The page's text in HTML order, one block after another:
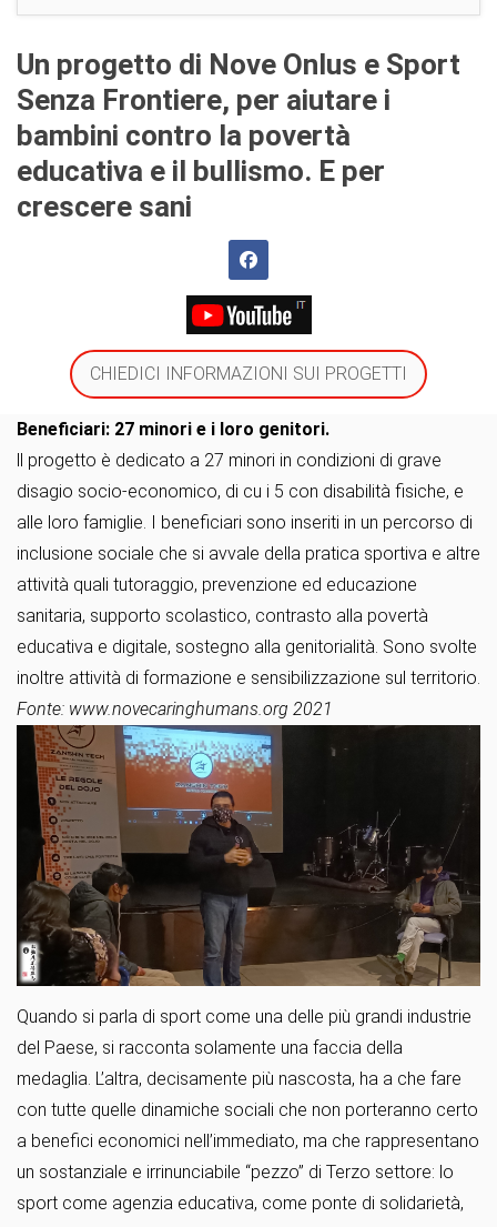
Un progetto di Nove Onlus e Sport
Senza Frontiere, per aiutare i
bambini contro la povertà
educativa e il bullismo. E per
crescere sani
CHIEDICI INFORMAZIONI SUI PROGETTI
Beneficiari: 27 minori e i loro genitori.
ll progetto è dedicato a 27 minori in condizioni di grave
disagio socio-economico, di cu i 5 con disabilità fisiche, e
alle loro famiglie. I beneficiari sono inseriti in un percorso di
inclusione sociale che si avvale della pratica sportiva e altre
attività quali tutoraggio, prevenzione ed educazione
sanitaria, supporto scolastico, contrasto alla povertà
educativa e digitale, sostegno alla genitorialità. Sono svolte
inoltre attività di formazione e sensibilizzazione sul territorio.
Fonte: www.novecaringhumans.org 2021
Quando si parla di sport come una delle più grandi industrie
del Paese, si racconta solamente una faccia della
medaglia. L’altra, decisamente più nascosta, ha a che fare
con tutte quelle dinamiche sociali che non porteranno certo
a benefici economici nell’immediato, ma che rappresentano
un sostanziale e irrinunciabile “pezzo” di Terzo settore: lo
sport come agenzia educativa, come ponte di solidarietà,